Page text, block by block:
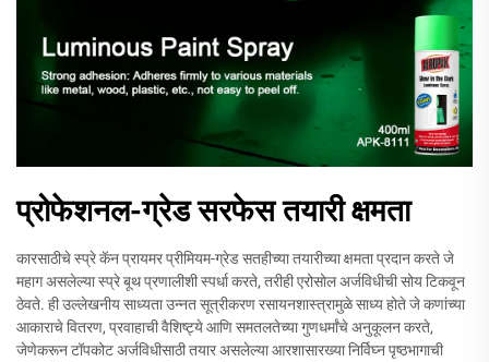
प्रोफेशनल-ग्रेड सरफेस तयारी क्षमता
कारसाठीचे स्प्रे कॅन प्रायमर प्रीमियम-ग्रेड सतहीच्या तयारीच्या क्षमता प्रदान करते जे
महाग असलेल्या स्प्रे बूथ प्रणालीशी स्पर्धा करते, तरीही एरोसोल अर्जविधीची सोय टिकवून
ठेवते. ही उल्लेखनीय साध्यता उन्नत सूत्रीकरण रसायनशास्त्रामुळे साध्य होते जे कणांच्या
आकाराचे वितरण, प्रवाहाची वैशिष्ट्ये आणि समतलतेच्या गुणधर्मांचे अनुकूलन करते,
जेणेकरून टॉपकोट अर्जविधीसाठी तयार असलेल्या आरशासारख्या निर्विघ्न पृष्ठभागाची